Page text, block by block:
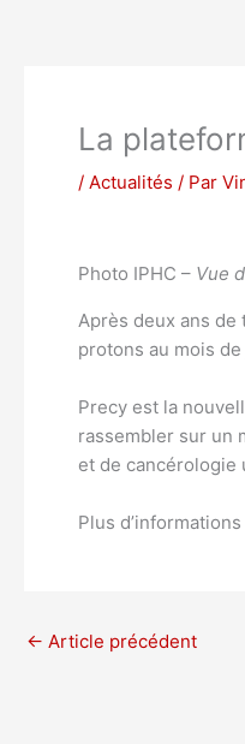
La
/ Actualités / Par
Photo IPHC – Vue
Après deux ans de
protons au mois
Precy est la
rassembler sur un
et de cancérologie
Plus d’informations
← Article précédent